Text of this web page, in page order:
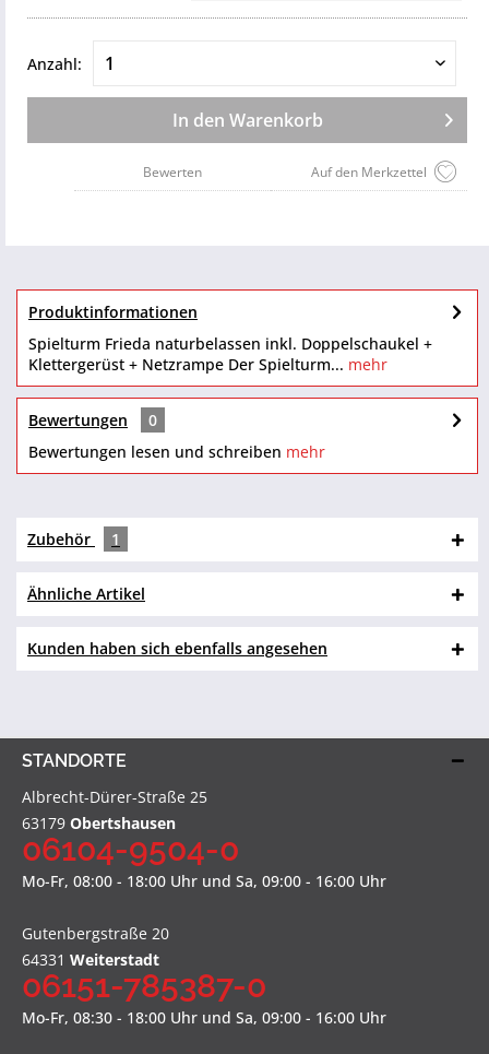
Anzahl:
In den Warenkorb
Auf den Merkzettel
Bewerten
Produktinformationen
Spielturm Frieda naturbelassen inkl. Doppelschaukel +
Klettergerüst + Netzrampe Der Spielturm... mehr
Bewertungen
0
Bewertungen lesen und schreiben mehr
Zubehör 1
Ähnliche Artikel
Kunden haben sich ebenfalls angesehen
STANDORTE
Albrecht-Dürer-Straße 25
63179 Obertshausen
06104-9504-0
Mo-Fr, 08:00 - 18:00 Uhr und Sa, 09:00 - 16:00 Uhr
Gutenbergstraße 20
64331 Weiterstadt
06151-785387-0
Mo-Fr, 08:30 - 18:00 Uhr und Sa, 09:00 - 16:00 Uhr